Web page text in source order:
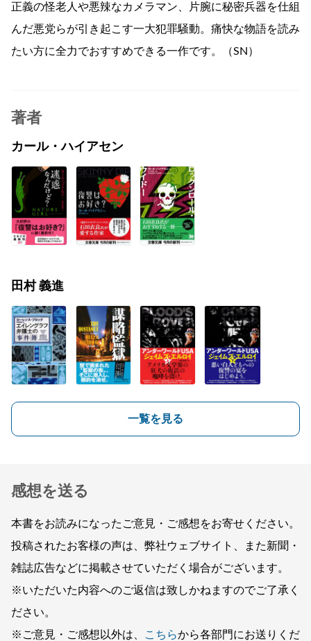
正義の怪老人や悪辣なカメラマン、片腕に秘密兵器を仕組
んだ悪党らが引き起こす一大犯罪騒動。痛快な物語を読み
たい方に全力でおすすめできる一作です。（SN）
著者
カール・ハイアセン
田村 義進
一覧を見る
感想を送る
本書をお読みになったご意見・ご感想をお寄せください。
投稿されたお客様の声は、弊社ウェブサイト、また新聞・
雑誌広告などに掲載させていただく場合がございます。
※いただいた内容へのご返信は致しかねますのでご了承く
ださい。
※ご意見・ご感想以外は、
こちらから各部門にお送りくだ